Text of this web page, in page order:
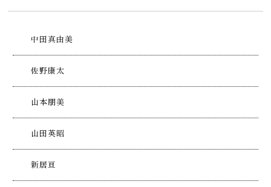
中田真由美
佐野康太
山本朋美
山田英昭
新居亘